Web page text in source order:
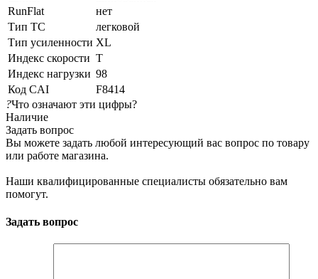
RunFlat
нет
Тип ТС
легковой
Тип усиленности XL
Индекс скорости T
Индекс нагрузки 98
Код CAI
F8414
?Что означают эти цифры?
Наличие
Задать вопрос
Вы можете задать любой интересующий вас вопрос по товару
или работе магазина.
Наши квалифицированные специалисты обязательно вам
помогут.
Задать вопрос